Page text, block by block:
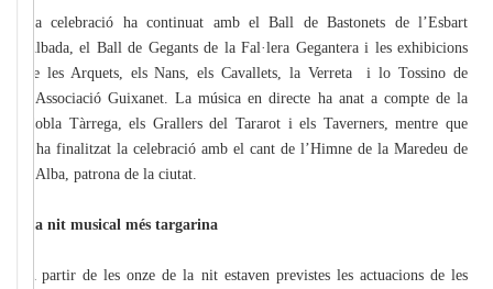
La celebració ha continuat amb el Ball de Bastonets de l’Esbart
Albada, el Ball de Gegants de la Fal·lera Gegantera i les exhibicions
de les Arquets, els Nans, els Cavallets, la Verreta i lo Tossino de
l’Associació Guixanet. La música en directe ha anat a compte de la
Cobla Tàrrega, els Grallers del Tararot i els Taverners, mentre que
s’ha finalitzat la celebració amb el cant de l’Himne de la Maredeu de
l’Alba, patrona de la ciutat.
La nit musical més targarina
A partir de les onze de la nit estaven previstes les actuacions de les